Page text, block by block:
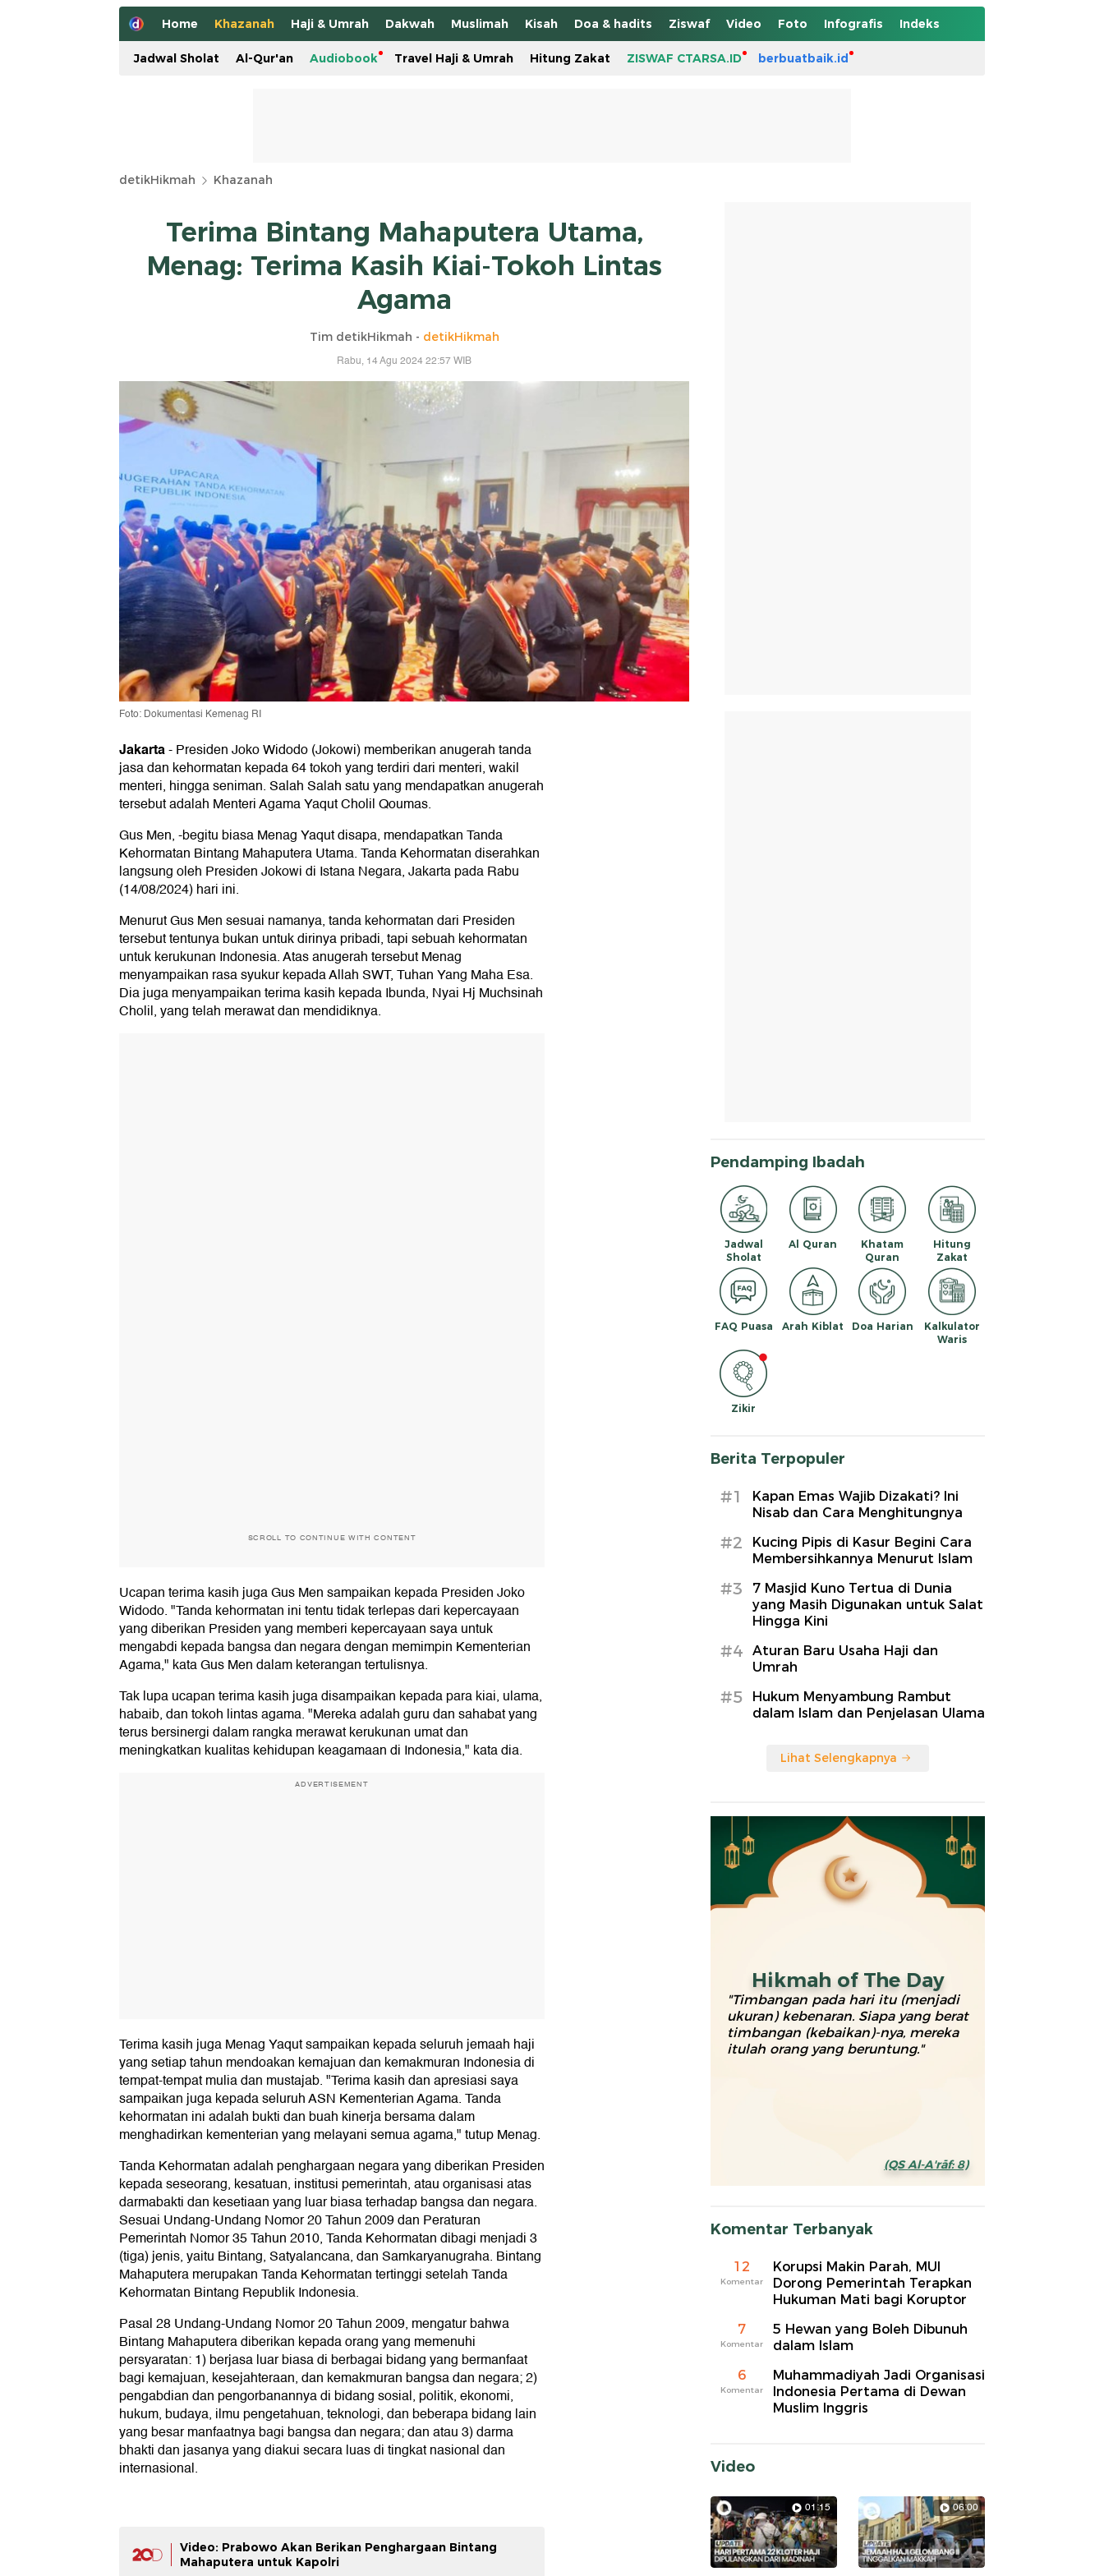
Home Khazanah Haji & Umrah Dakwah Muslimah Kisah Doa & hadits Ziswaf Video Foto Infografis Indeks
Jadwal Sholat Al-Qur'an Audiobook Travel Haji & Umrah Hitung Zakat ZISWAF CTARSA.ID berbuatbaik.id
detikHikmah Khazanah
Terima Bintang Mahaputera Utama,
Menag: Terima Kasih Kiai-Tokoh Lintas
Agama
Tim detikHikmah - detikHikmah
Rabu, 14 Agu 2024 22:57 WIB
Foto: Dokumentasi Kemenag RI
Jakarta-Presiden Joko Widodo (Jokowi) memberikan anugerah tanda
jasa dan kehormatan kepada 64 tokoh yang terdiri dari menteri, wakil
menteri, hingga seniman. Salah Salah satu yang mendapatkan anugerah
tersebut adalah Menteri Agama Yaqut Cholil Qoumas.
Gus Men, -begitu biasa Menag Yaqut disapa, mendapatkan Tanda
Kehormatan Bintang Mahaputera Utama. Tanda Kehormatan diserahkan
langsung oleh Presiden Jokowi di Istana Negara, Jakarta pada Rabu
(14/08/2024) hari ini.
Menurut Gus Men sesuai namanya, tanda kehormatan dari Presiden
tersebut tentunya bukan untuk dirinya pribadi, tapi sebuah kehormatan
untuk kerukunan Indonesia. Atas anugerah tersebut Menag
menyampaikan rasa syukur kepada Allah SWT, Tuhan Yang Maha Esa.
Dia juga menyampaikan terima kasih kepada Ibunda, Nyai Hj Muchsinah
Cholil, yang telah merawat dan mendidiknya.
SCROLL TO CONTINUE WITH CONTENT
Ucapan terima kasih juga Gus Men sampaikan kepada Presiden Joko
Widodo. "Tanda kehormatan ini tentu tidak terlepas dari kepercayaan
yang diberikan Presiden yang memberi kepercayaan saya untuk
mengabdi kepada bangsa dan negara dengan memimpin Kementerian
Agama," kata Gus Men dalam keterangan tertulisnya.
Tak lupa ucapan terima kasih juga disampaikan kepada para kiai, ulama,
habaib, dan tokoh lintas agama. "Mereka adalah guru dan sahabat yang
terus bersinergi dalam rangka merawat kerukunan umat dan
meningkatkan kualitas kehidupan keagamaan di Indonesia," kata dia.
ADVERTISEMENT
Terima kasih juga Menag Yaqut sampaikan kepada seluruh jemaah haji
yang setiap tahun mendoakan kemajuan dan kemakmuran Indonesia di
tempat-tempat mulia dan mustajab. "Terima kasih dan apresiasi saya
sampaikan juga kepada seluruh ASN Kementerian Agama. Tanda
kehormatan ini adalah bukti dan buah kinerja bersama dalam
menghadirkan kementerian yang melayani semua agama," tutup Menag.
Tanda Kehormatan adalah penghargaan negara yang diberikan Presiden
kepada seseorang, kesatuan, institusi pemerintah, atau organisasi atas
darmabakti dan kesetiaan yang luar biasa terhadap bangsa dan negara.
Sesuai Undang-Undang Nomor 20 Tahun 2009 dan Peraturan
Pemerintah Nomor 35 Tahun 2010, Tanda Kehormatan dibagi menjadi 3
(tiga) jenis, yaitu Bintang, Satyalancana, dan Samkaryanugraha. Bintang
Mahaputera merupakan Tanda Kehormatan tertinggi setelah Tanda
Kehormatan Bintang Republik Indonesia.
Pasal 28 Undang-Undang Nomor 20 Tahun 2009, mengatur bahwa
Bintang Mahaputera diberikan kepada orang yang memenuhi
persyaratan: 1) berjasa luar biasa di berbagai bidang yang bermanfaat
bagi kemajuan, kesejahteraan, dan kemakmuran bangsa dan negara; 2)
pengabdian dan pengorbanannya di bidang sosial, politik, ekonomi,
hukum, budaya, ilmu pengetahuan, teknologi, dan beberapa bidang lain
yang besar manfaatnya bagi bangsa dan negara; dan atau 3) darma
bhakti dan jasanya yang diakui secara luas di tingkat nasional dan
internasional.
Video: Prabowo Akan Berikan Penghargaan Bintang
Mahaputera untuk Kapolri
Pendamping Ibadah
Jadwal
Sholat
Al Quran
Khatam
Quran
Hitung
Zakat
FAQ Puasa Arah Kiblat Doa Harian
Kalkulator
Waris
Zikir
Berita Terpopuler
#1
Kapan Emas Wajib Dizakati? Ini
Nisab dan Cara Menghitungnya
#2
Kucing Pipis di Kasur Begini Cara
Membersihkannya Menurut Islam
#3
7 Masjid Kuno Tertua di Dunia
yang Masih Digunakan untuk Salat
Hingga Kini
#4
Aturan Baru Usaha Haji dan
Umrah
#5
Hukum Menyambung Rambut
dalam Islam dan Penjelasan Ulama
Lihat Selengkapnya
Hikmah of The Day
"Timbangan pada hari itu (menjadi
ukuran) kebenaran. Siapa yang berat
timbangan (kebaikan)-nya, mereka
itulah orang yang beruntung."
(QS Al-A'rāf: 8)
Komentar Terbanyak
12
Komentar
Korupsi Makin Parah, MUI
Dorong Pemerintah Terapkan
Hukuman Mati bagi Koruptor
7
Komentar
5 Hewan yang Boleh Dibunuh
dalam Islam
6
Komentar
Muhammadiyah Jadi Organisasi
Indonesia Pertama di Dewan
Muslim Inggris
Video
01:15 06:00